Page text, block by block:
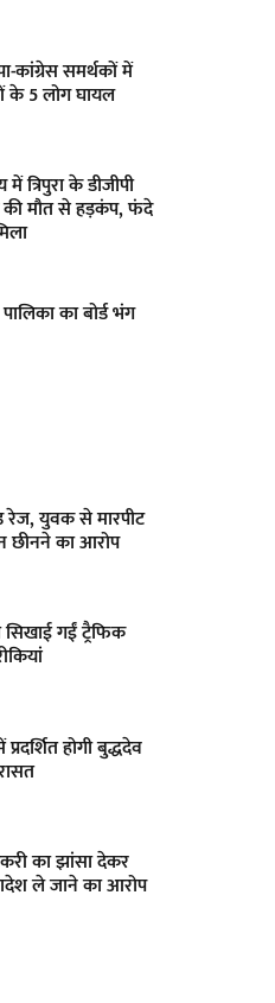
कांग्रेस समर्थकों में
के 5 लोग घायल
त्रिपुरा के डीजीपी
मौत से हड़कंप, फंदे
का बोर्ड भंग
रेज, युवक से मारपीट
छीनने का आरोप
गईं ट्रैफिक
होगी बुद्धदेव
का झांसा देकर
ले जाने का आरोप